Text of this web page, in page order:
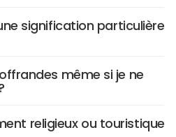
signification particulière
même si je ne
religieux ou touristique